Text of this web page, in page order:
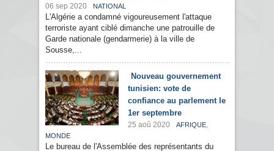
06 sep 2020 NATIONAL
L'Algérie a condamné vigoureusement l'attaque
terroriste ayant ciblé dimanche une patrouille de
Garde nationale (gendarmerie) à la ville de
Sousse,...
Nouveau gouvernement
tunisien: vote de
confiance au parlement le
1er septembre
25 aoû 2020 AFRIQUE,
MONDE
Le bureau de l'Assemblée des représentants du